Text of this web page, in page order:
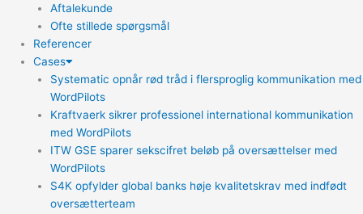
Aftalekunde
Ofte stillede spørgsmål
Referencer
Cases
Systematic opnår rød tråd i flersproglig kommunikation med
WordPilots
Kraftvaerk sikrer professionel international kommunikation
med WordPilots
ITW GSE sparer sekscifret beløb på oversættelser med
WordPilots
S4K opfylder global banks høje kvalitetskrav med indfødt
oversætterteam